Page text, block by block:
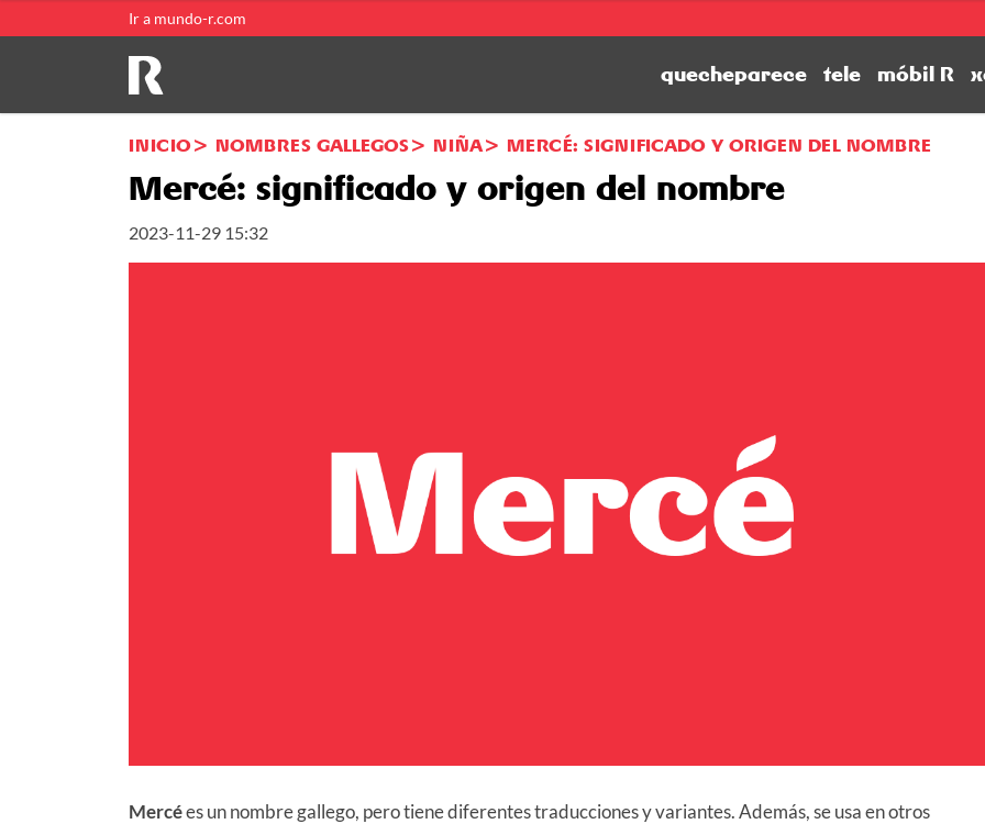
Ir a mundo-r.com
quecheparece tele móbil R
INICIO NOMBRES GALLEGOS NIÑA MERCÉ: SIGNIFICADO Y ORIGEN DEL NOMBRE
Mercé: significado y origen del nombre
2023-11-29 15:32
Mercées un nombre gallego, pero tiene diferentes traducciones y variantes. Además, se usa en otros